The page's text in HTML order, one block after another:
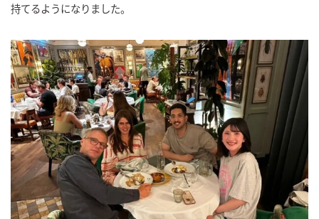
持てるようになりました。